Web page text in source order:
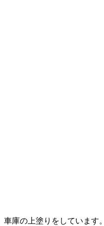
車庫の上塗りをしています。